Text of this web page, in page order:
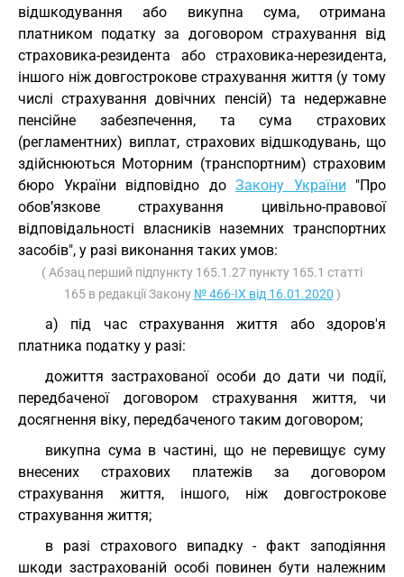
відшкодування або викупна сума, отримана
платником податку за договором страхування від
страховика-резидента або страховика-нерезидента,
іншого ніж довгострокове страхування життя (у тому
числі страхування довічних пенсій) та недержавне
пенсійне забезпечення, та сума страхових
(регламентних) виплат, страхових відшкодувань, що
здійснюються Моторним (транспортним) страховим
бюро України відповідно до Закону України "Про
обов’язкове страхування цивільно-правової
відповідальності власників наземних транспортних
засобів", у разі виконання таких умов:
( Абзац перший підпункту 165.1.27 пункту 165.1 статті
165 в редакції Закону № 466-IX від 16.01.2020 )
а) під час страхування життя або здоров'я
платника податку у разі:
дожиття застрахованої особи до дати чи події,
передбаченої договором страхування життя, чи
досягнення віку, передбаченого таким договором;
викупна сума в частині, що не перевищує суму
внесених страхових платежів за договором
страхування життя, іншого, ніж довгострокове
страхування життя;
в разі страхового випадку - факт заподіяння
шкоди застрахованій особі повинен бути належним